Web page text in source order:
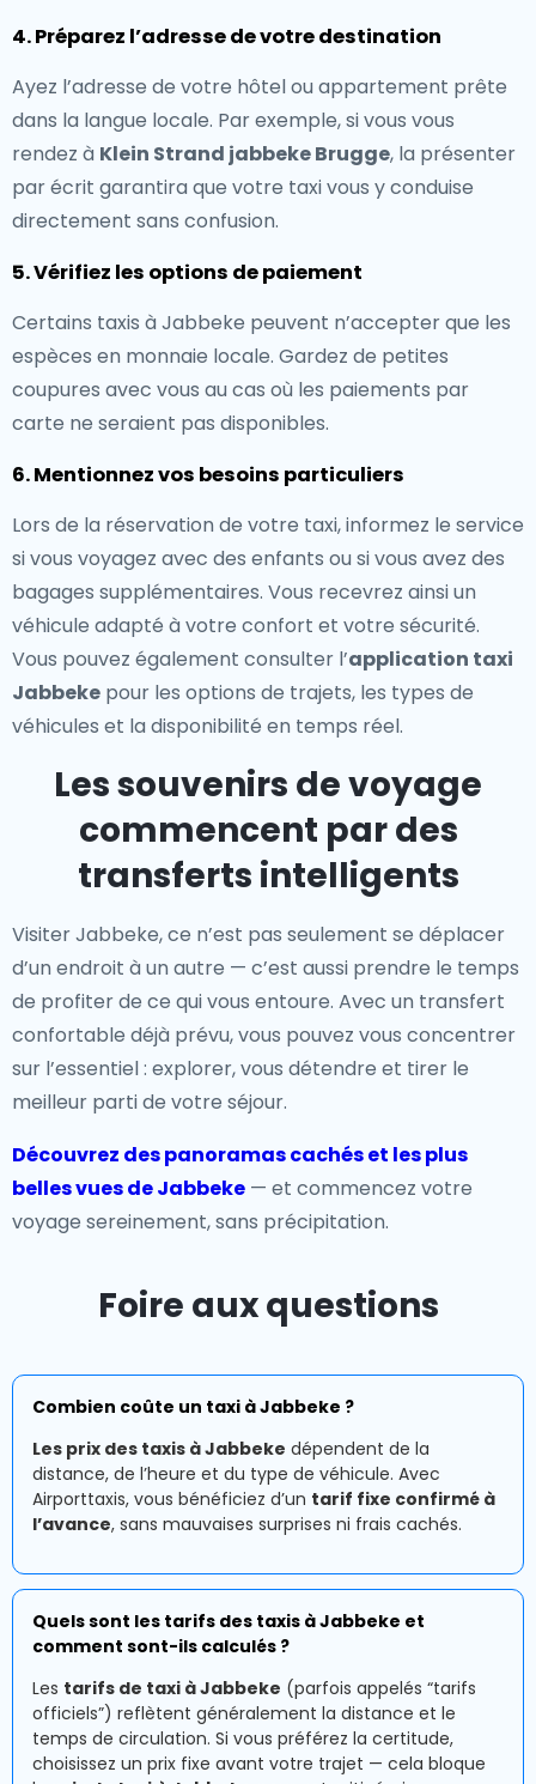
4. Préparez l’adresse de votre destination
Ayez l’adresse de votre hôtel ou appartement prête
dans la langue locale. Par exemple, si vous vous
rendez à Klein Strand jabbeke Brugge, la présenter
par écrit garantira que votre taxi vous y conduise
directement sans confusion.
5. Vérifiez les options de paiement
Certains taxis à Jabbeke peuvent n’accepter que les
espèces en monnaie locale. Gardez de petites
coupures avec vous au cas où les paiements par
carte ne seraient pas disponibles.
6. Mentionnez vos besoins particuliers
Lors de la réservation de votre taxi, informez le service
si vous voyagez avec des enfants ou si vous avez des
bagages supplémentaires. Vous recevrez ainsi un
véhicule adapté à votre confort et votre sécurité.
Vous pouvez également consulter l’application taxi
Jabbeke pour les options de trajets, les types de
véhicules et la disponibilité en temps réel.
Les souvenirs de voyage
commencent par des
transferts intelligents
Visiter Jabbeke, ce n’est pas seulement se déplacer
d’un endroit à un autre — c’est aussi prendre le temps
de profiter de ce qui vous entoure. Avec un transfert
confortable déjà prévu, vous pouvez vous concentrer
sur l’essentiel : explorer, vous détendre et tirer le
meilleur parti de votre séjour.
Découvrez des panoramas cachés et les plus
belles vues de Jabbeke — et commencez votre
voyage sereinement, sans précipitation.
Foire aux questions
Combien coûte un taxi à Jabbeke ?
Les prix des taxis à Jabbeke dépendent de la
distance, de l’heure et du type de véhicule. Avec
Airporttaxis, vous bénéficiez d’un tarif fixe confirmé à
l’avance, sans mauvaises surprises ni frais cachés.
Quels sont les tarifs des taxis à Jabbeke et
comment sont-ils calculés ?
Les tarifs de taxi à Jabbeke (parfois appelés “tarifs
officiels”) reflètent généralement la distance et le
temps de circulation. Si vous préférez la certitude,
choisissez un prix fixe avant votre trajet — cela bloque